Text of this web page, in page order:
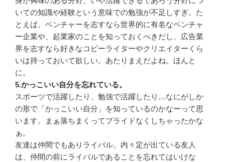
いての知識や経験という意味での勉強が不足しすぎ。た
とえば、ベンチャーを志すなら世界的に有名なベンチャ
ー企業や、起業家のことを知っておくべきだし、広告業
界を志すなら好きなコピーライターやクリエイターくら
いは持っておいて欲しい。あたりまえだよね。ほんと
に。
5.かっこいい自分を忘れている。
スポーツで活躍したり、勉強で活躍したり…なにがしか
の形で「かっこいい自分」を知っているのかなーって思
います。まぁ落ちまくってプライドなくしちゃったかな
ぁ。
友達は仲間でもありライバル。内々定が出ている友人
は、仲間の前にライバルであることを忘れてはいけな